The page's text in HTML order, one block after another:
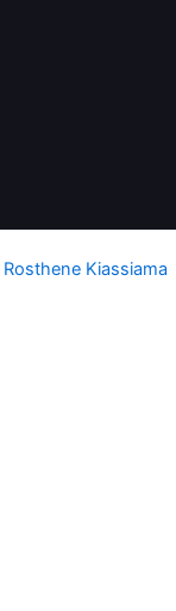
Rosthene Kiassiama